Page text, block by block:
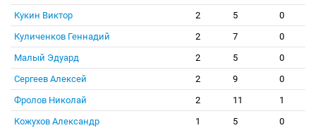
Кукин Виктор
2 5
0
Куличенков Геннадий
2 7
0
Малый Эдуард
2 5
0
Сергеев Алексей
2 9
0
Фролов Николай
2 11
1
Кожухов Александр
1 5
0